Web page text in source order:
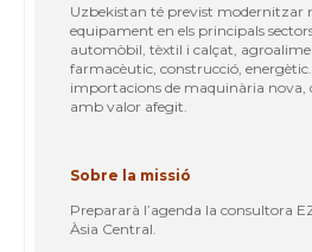
Uzbekistan té previst modernitzar
equipament en els principals
automòbil, tèxtil i calçat,
farmacèutic, construcció,
importacions de maquinària nova,
amb valor afegit.
Sobre la missió
Prepararà l’agenda la consultora
Àsia Central.